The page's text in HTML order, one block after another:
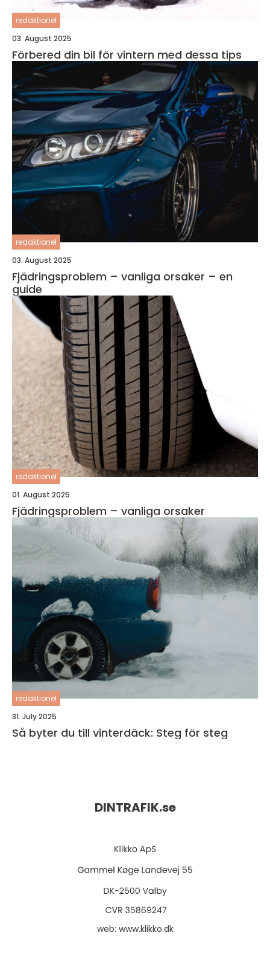
redaktionel
03. August 2025
Förbered din bil för vintern med dessa tips
redaktionel
03. August 2025
Fjädringsproblem – vanliga orsaker – en
guide
redaktionel
01. August 2025
Fjädringsproblem – vanliga orsaker
redaktionel
31. July 2025
Så byter du till vinterdäck: Steg för steg
DINTRAFIK.se
web: www.klikko.dk